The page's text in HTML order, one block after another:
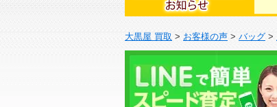
大黒屋 買取 > お客様の声 > バッグ >